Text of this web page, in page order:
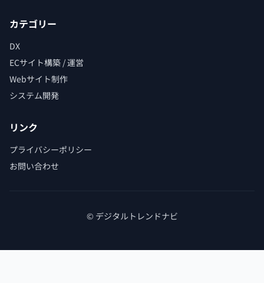
カテゴリー
DX
ECサイト構築 / 運営
Webサイト制作
システム開発
リンク
プライバシーポリシー
お問い合わせ
© デジタルトレンドナビ